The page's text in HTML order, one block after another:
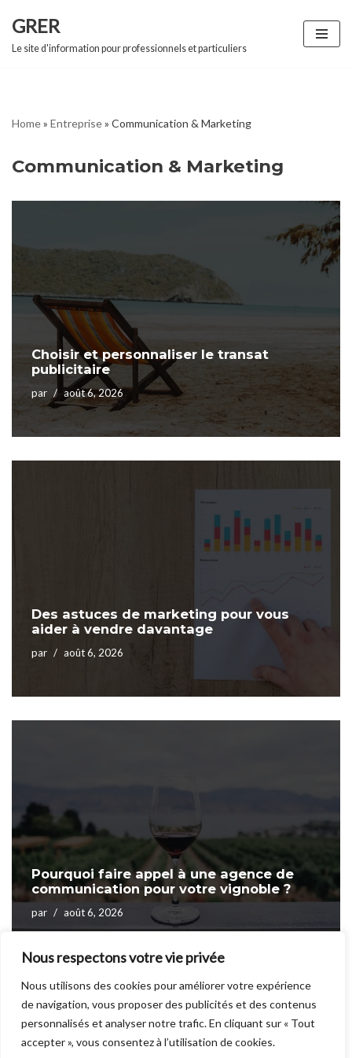
Nous respectons votre vie privée
Nous utilisons des cookies pour améliorer votre expérience
de navigation, vous proposer des publicités et des contenus
personnalisés et analyser notre trafic. En cliquant sur « Tout
accepter », vous consentez à l’utilisation de cookies.
Aller
GRER
Le site d'information pour professionnels et particuliers
Home» Entreprise» Communication & Marketing
Communication & Marketing
Choisir et personnaliser le transat
publicitaire
par août 6, 2026
Des astuces de marketing pour vous
aider à vendre davantage
par août 6, 2026
Pourquoi faire appel à une agence de
communication pour votre vignoble ?
par août 6, 2026